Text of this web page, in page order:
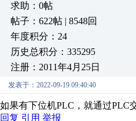
求助：0帖
帖子：622帖 | 8548回
年度积分：24
历史总积分：335295
注册：2011年4月25日
发表于：2022-09-19 09:40:40
如果有下位机PLC，就通过PLC
回复 引用 举报